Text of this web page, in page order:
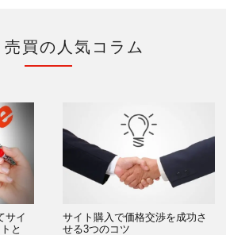
売買の人気コラム
サイ
と
サイト購入で価格交渉を成功さ
せる3つのコツ